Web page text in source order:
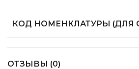
КОД НОМЕНКЛАТУРЫ (ДЛЯ
ОТЗЫВЫ (0)